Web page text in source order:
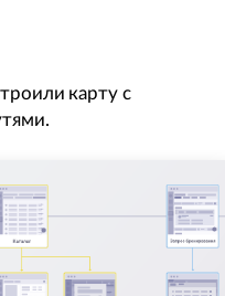
карту с